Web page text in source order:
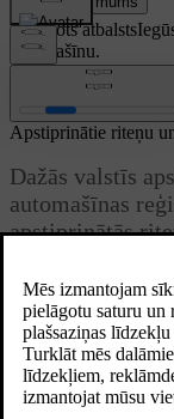
Pielāgots atbalsts
automašīnu.
Pierakstīties
Atjaunināts
Apstiprinātie riteņu
Dažās valstīs
automašīnas
apstiprinātās
Priekšā
Riepa
Riteņa
235/50 R197,5 x 19